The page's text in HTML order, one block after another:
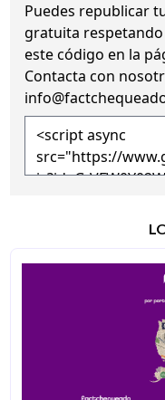
Puedes republicar
gratuita
este código en la
Contacta con